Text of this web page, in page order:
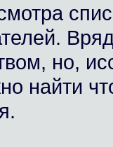
но,
найти